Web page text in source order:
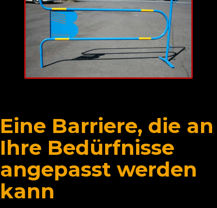
Eine Barriere, die an
Ihre Bedürfnisse
angepasst werden
kann